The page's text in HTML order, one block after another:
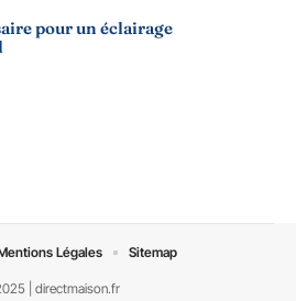
pour un éclairage
| directmaison.fr
Légales Sitemap